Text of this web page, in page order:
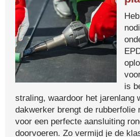
is
straling, waardoor het jarenlang
dakwerker brengt de rubberfolie
voor een perfecte aansluiting
doorvoeren. Zo vermijd je de